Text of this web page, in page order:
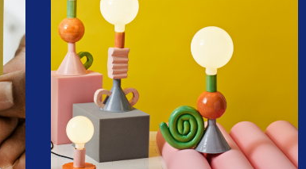
OP DE AGENDA